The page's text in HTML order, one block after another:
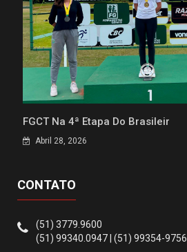
FGCT Na 4ª Etapa Do Brasileir
Abril 28, 2026
CONTATO
(51) 3779.9600
(51) 99340.0947 | (51) 99354-9756